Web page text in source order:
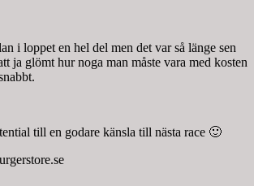
i loppet en hel del men det var så länge sen
ja glömt hur noga man måste vara med kosten
till en godare känsla till nästa race 🙂